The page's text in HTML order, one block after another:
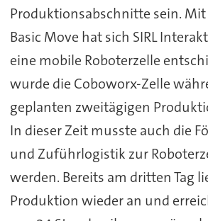
Produktionsabschnitte sein.
Basic Move hat sich SIRL
eine mobile Roboterzelle
wurde die Coboworx-Zelle
geplanten zweitägigen
In dieser Zeit musste auch die
und Zuführlogistik zur
werden. Bereits am dritten Tag
Produktion wieder an und